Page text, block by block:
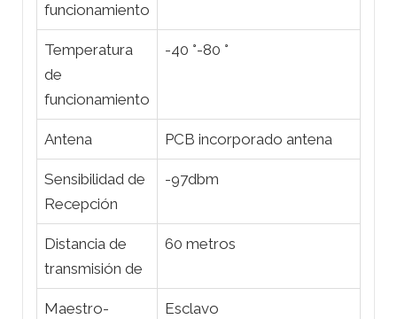
funcionamiento
Temperatura
de
funcionamiento
-40 °-80 °
Antena PCB incorporado antena
Sensibilidad de
Recepción
-97dbm
Distancia de
transmisión de
60 metros
Maestro-
Esclavo